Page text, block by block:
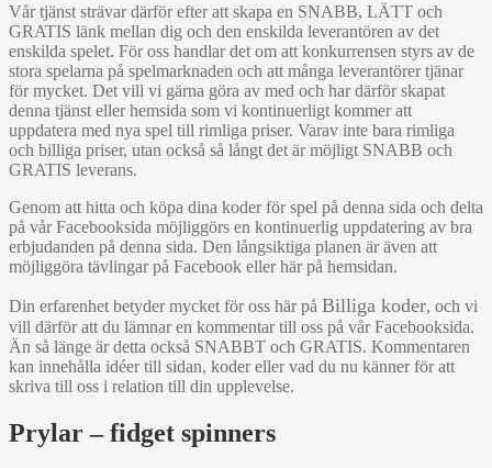
Vår tjänst strävar därför efter att skapa en SNABB, LÄTT och
GRATIS länk mellan dig och den enskilda leverantören av det
enskilda spelet. För oss handlar det om att konkurrensen styrs av de
stora spelarna på spelmarknaden och att många leverantörer tjänar
för mycket. Det vill vi gärna göra av med och har därför skapat
denna tjänst eller hemsida som vi kontinuerligt kommer att
uppdatera med nya spel till rimliga priser. Varav inte bara rimliga
och billiga priser, utan också så långt det är möjligt SNABB och
GRATIS leverans.
Genom att hitta och köpa dina koder för spel på denna sida och delta
på vår Facebooksida möjliggörs en kontinuerlig uppdatering av bra
erbjudanden på denna sida. Den långsiktiga planen är även att
möjliggöra tävlingar på Facebook eller här på hemsidan.
Din erfarenhet betyder mycket för oss här på Billiga koder, och vi
vill därför att du lämnar en kommentar till oss på vår Facebooksida.
Än så länge är detta också SNABBT och GRATIS. Kommentaren
kan innehålla idéer till sidan, koder eller vad du nu känner för att
skriva till oss i relation till din upplevelse.
Prylar – fidget spinners